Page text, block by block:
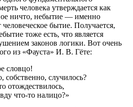
человека утверждается как
ничто, небытие — именно
бытие. Получается,
тоже есть, что является
законов логики. Вот очень
из «Фауста» И. В. Гёте:
словцо!
собственно, случилось?
отождествилось,
что-то налицо?»